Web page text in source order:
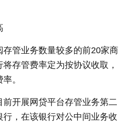
存管业务数量较多的前20家商
存管费率定为按协议收取，
。
开展网贷平台存管业务第二
，在该银行对公中间业务收